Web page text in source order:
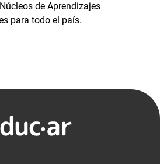
de Aprendizajes
para todo el país.